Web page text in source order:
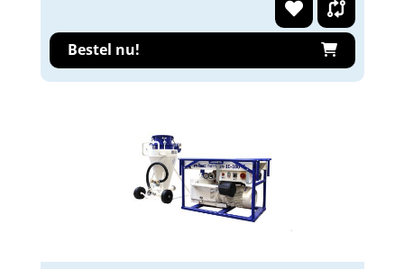
Bestel nu!